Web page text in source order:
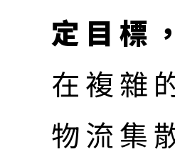
定目標
在複雜
物流集